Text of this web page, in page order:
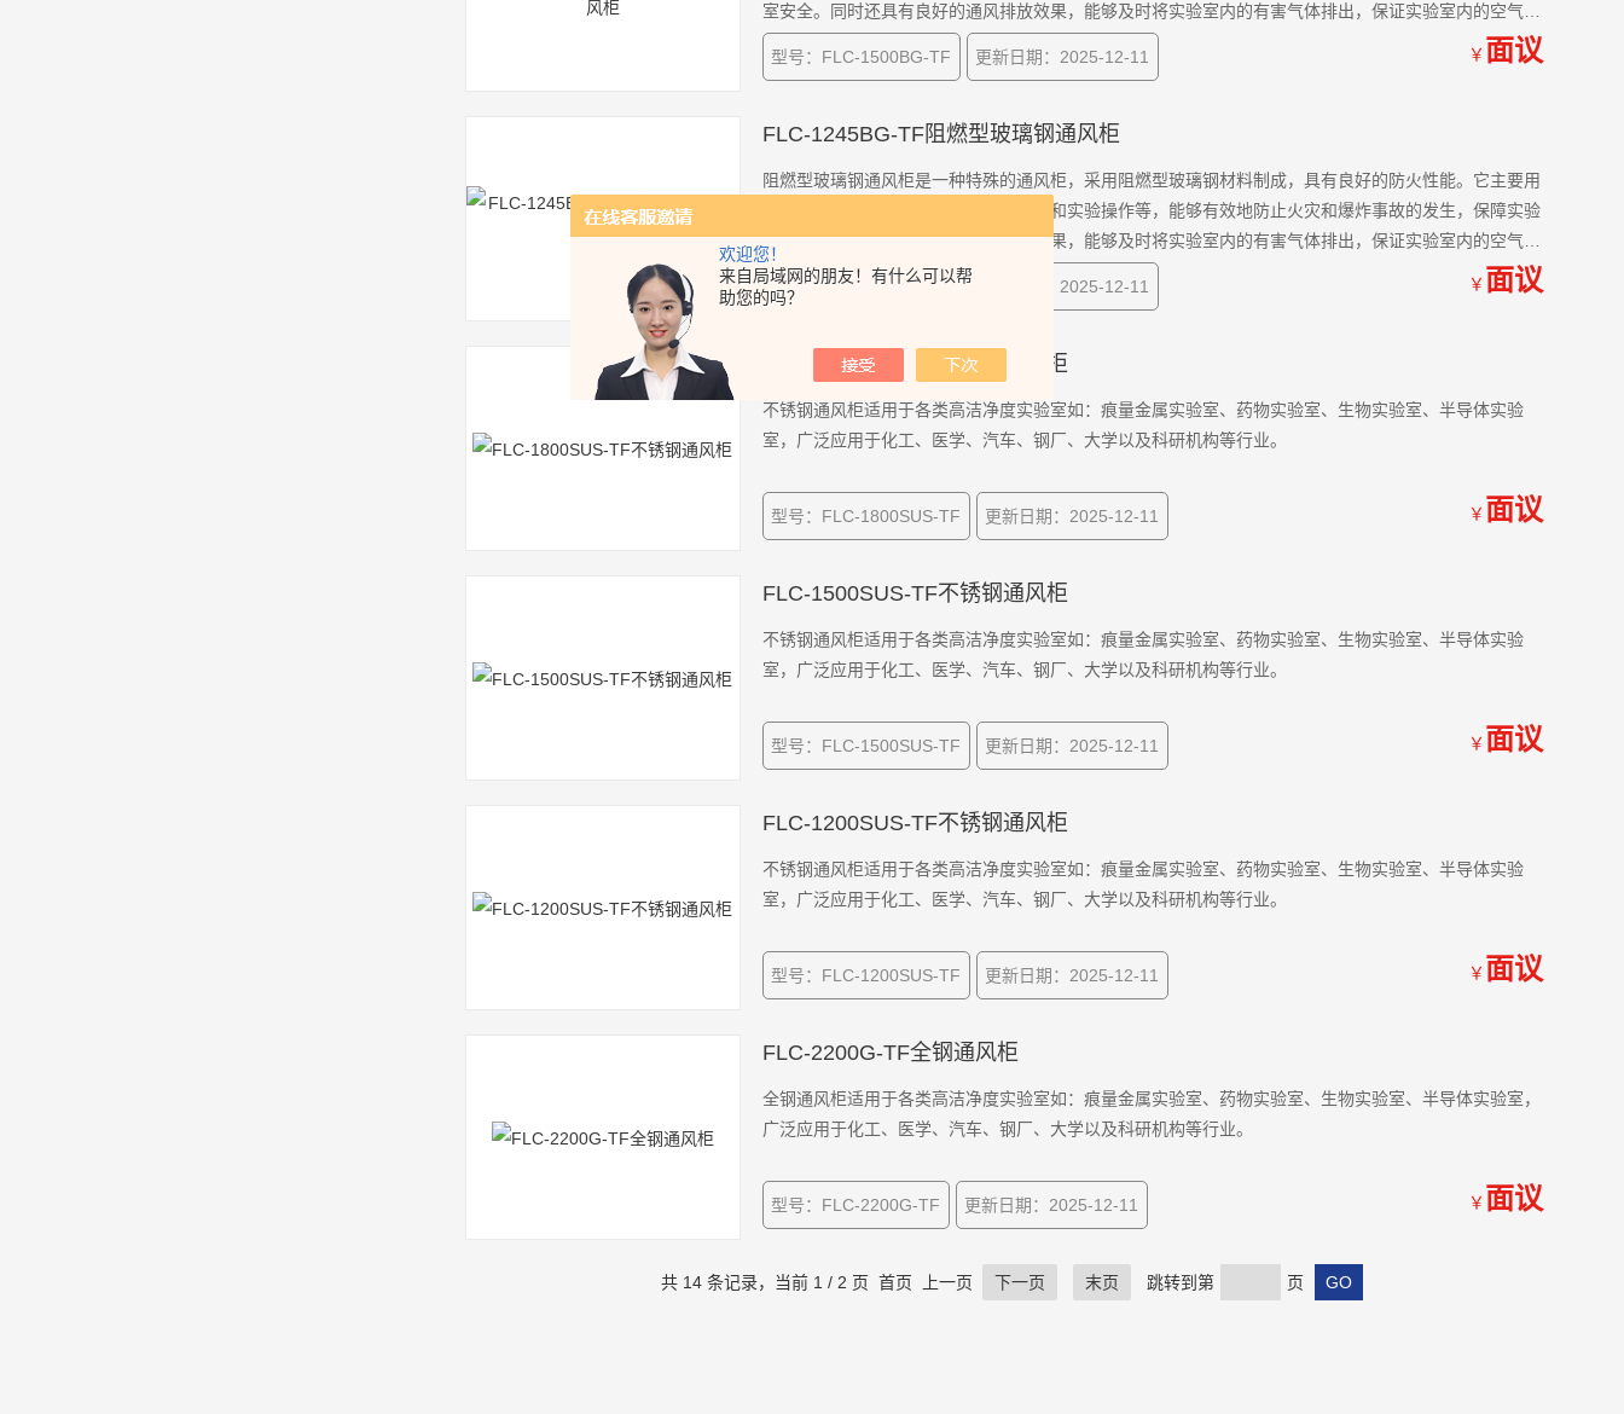
欢迎您！
来自局域网的朋友！有什么可以帮
助您的吗？
室安全。同时还具有良好的通风排放效果，能够及时将实验室内的有害气体排出，保证实验室内的空气质
量。
型号：FLC-1500BG-TF
更新日期：2025-12-11 ￥ 面议
FLC-1245BG-TF阻燃型玻璃钢通风柜
阻燃型玻璃钢通风柜是一种特殊的通风柜，采用阻燃型玻璃钢材料制成，具有良好的防火性能。它主要用
于实验室等场所中的化学品存储、处理和实验操作等，能够有效地防止火灾和爆炸事故的发生，保障实验
室安全。同时还具有良好的通风排放效果，能够及时将实验室内的有害气体排出，保证实验室内的空气质
量。
型号：FLC-1245BG-TF
更新日期：2025-12-11 ￥ 面议
FLC-1800SUS-TF不锈钢通风柜
不锈钢通风柜适用于各类高洁净度实验室如：痕量金属实验室、药物实验室、生物实验室、半导体实验
室，广泛应用于化工、医学、汽车、钢厂、大学以及科研机构等行业。
型号：FLC-1800SUS-TF 更新日期：2025-12-11 ￥ 面议
FLC-1500SUS-TF不锈钢通风柜
不锈钢通风柜适用于各类高洁净度实验室如：痕量金属实验室、药物实验室、生物实验室、半导体实验
室，广泛应用于化工、医学、汽车、钢厂、大学以及科研机构等行业。
型号：FLC-1500SUS-TF 更新日期：2025-12-11 ￥ 面议
FLC-1200SUS-TF不锈钢通风柜
不锈钢通风柜适用于各类高洁净度实验室如：痕量金属实验室、药物实验室、生物实验室、半导体实验
室，广泛应用于化工、医学、汽车、钢厂、大学以及科研机构等行业。
型号：FLC-1200SUS-TF 更新日期：2025-12-11 ￥ 面议
FLC-2200G-TF全钢通风柜
全钢通风柜适用于各类高洁净度实验室如：痕量金属实验室、药物实验室、生物实验室、半导体实验室，
广泛应用于化工、医学、汽车、钢厂、大学以及科研机构等行业。
型号：FLC-2200G-TF 更新日期：2025-12-11 ￥ 面议
共 14 条记录，当前 1 / 2 页 首页 上一页 下一页 末页 跳转到第 页